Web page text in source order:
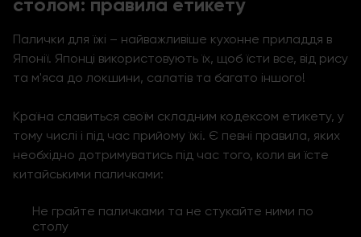
Палички для їжі – найважливіше кухонне приладдя в
Японії. Японці використовують їх, щоб їсти все, від рису
та м'яса до локшини, салатів та багато іншого!
Країна славиться своїм складним кодексом етикету, у
тому числі і під час прийому їжі. Є певні правила, яких
необхідно дотримуватись під час того, коли ви їсте
китайськими паличками:
Не грайте паличками та не стукайте ними по
столу